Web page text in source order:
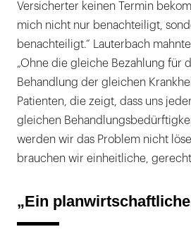
Versicherter keinen Termin
mich nicht nur benachteiligt,
benachteiligt.“ Lauterbach
„Ohne die gleiche Bezahlung für
Behandlung der gleichen
Patienten, die zeigt, dass uns
gleichen
werden wir das Problem nicht
brauchen wir einheitliche,
„Ein